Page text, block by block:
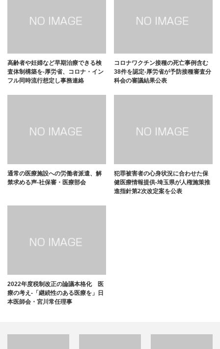
高齢者や妊婦など早期治療できる検
査体制構築を-厚労省、コロナ・イン
フル同時流行想定し事務連絡
コロナワクチン接種の死亡事例含む
38件を認定-厚労省が予防接種審査分
科会の審議結果公表
通常の医療施設への労働者派遣、解
禁求める声-社保審・医療部会
犯罪被害者の心身状況に合わせた保
健医療情報提供-埼玉県が人権施策推
進指針第2次改定案を公表
2022年度税制改正の論議本格化 医
療の考え-「継続性のある医療を」日
本医師会・宮川常任理事